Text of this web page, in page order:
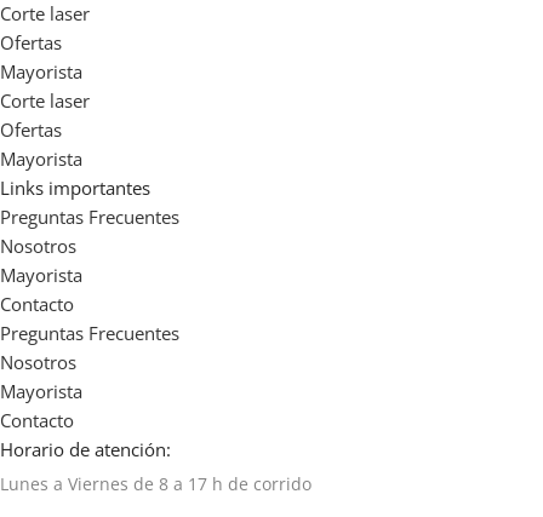
Corte laser
Ofertas
Mayorista
Corte laser
Ofertas
Mayorista
Links importantes
Preguntas Frecuentes
Nosotros
Mayorista
Contacto
Preguntas Frecuentes
Nosotros
Mayorista
Contacto
Horario de atención:
Lunes a Viernes de 8 a 17 h de corrido